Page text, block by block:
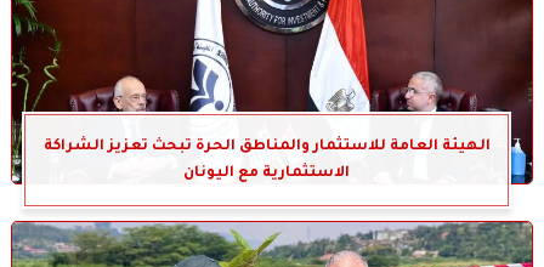
الهيئة العامة للاستثمار والمناطق الحرة تبحث تعزيز الشراكة
الاستثمارية مع اليونان